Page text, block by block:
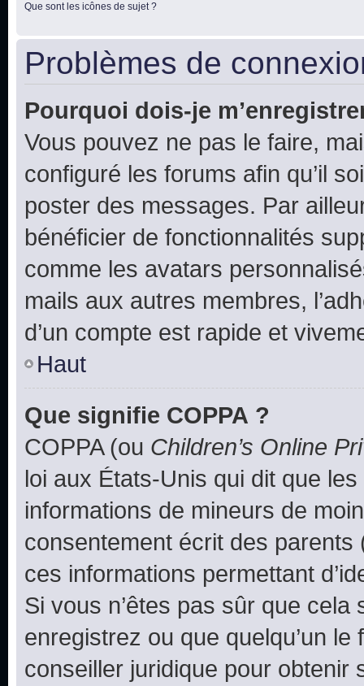
Que sont les icônes de sujet ?
Problèmes de
Pourquoi dois-je
Vous pouvez ne pas le faire,
configuré les forums afin qu’il
poster des messages. Par
bénéficier de fonctionnalités
comme les avatars
mails aux autres membres,
d’un compte est rapide et
Haut
Que signifie COPPA ?
COPPA (ou Children’s Online
loi aux États-Unis qui dit que
informations de mineurs de
consentement écrit des parents
ces informations permettant
Si vous n’êtes pas sûr que
enregistrez ou que quelqu’un
conseiller juridique pour obtenir